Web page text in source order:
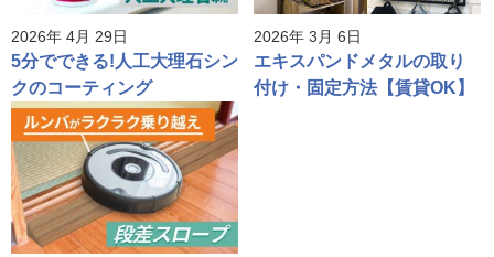
2026年 4月 29日
5分でできる!人工大理石シン
クのコーティング
2026年 3月 6日
エキスパンドメタルの取り
付け・固定方法【賃貸OK】